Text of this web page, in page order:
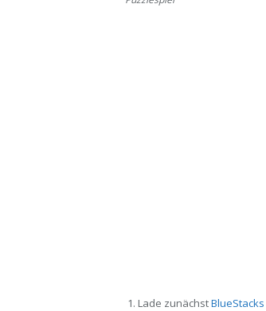
Lade zunächstBlueStacks